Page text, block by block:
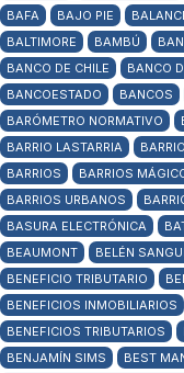
BAFA
BAJO PIE
BALTIMORE
BAMBÚ
BANCO DE CHILE
BANCO
BANCOESTADO
BANCOS
BARÓMETRO NORMATIVO
BARRIO LASTARRIA
BARRIOS
BARRIOS
BARRIOS URBANOS
BASURA ELECTRÓNICA
BEAUMONT
BELÉN
BENEFICIO TRIBUTARIO
BENEFICIOS INMOBILIARIOS
BENEFICIOS TRIBUTARIOS
BENJAMÍN SIMS
BEST